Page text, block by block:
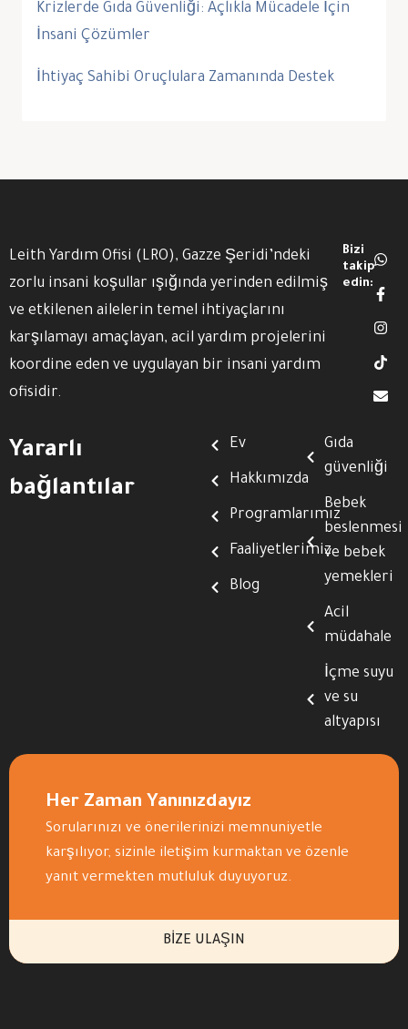
Krizlerde Gıda Güvenliği: Açlıkla Mücadele İçin
İnsani Çözümler
İhtiyaç Sahibi Oruçlulara Zamanında Destek
Leith Yardım Ofisi (LRO), Gazze Şeridi’ndeki
zorlu insani koşullar ışığında yerinden edilmiş
ve etkilenen ailelerin temel ihtiyaçlarını
karşılamayı amaçlayan, acil yardım projelerini
koordine eden ve uygulayan bir insani yardım
ofisidir.
Bizi
takip
edin:
Yararlı
bağlantılar
Ev
Hakkımızda
Programlarımız
Faaliyetlerimiz
Blog
Gıda
güvenliği
Bebek
beslenmesi
ve bebek
yemekleri
Acil
müdahale
İçme suyu
ve su
altyapısı
Her Zaman Yanınızdayız
Sorularınızı ve önerilerinizi memnuniyetle
karşılıyor, sizinle iletişim kurmaktan ve özenle
yanıt vermekten mutluluk duyuyoruz.
BIZE ULAŞIN